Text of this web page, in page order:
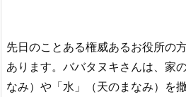
先日のことある権威あるお役所の
あります。ババタヌキさんは、家
なみ）や「水」（天のまなみ）を